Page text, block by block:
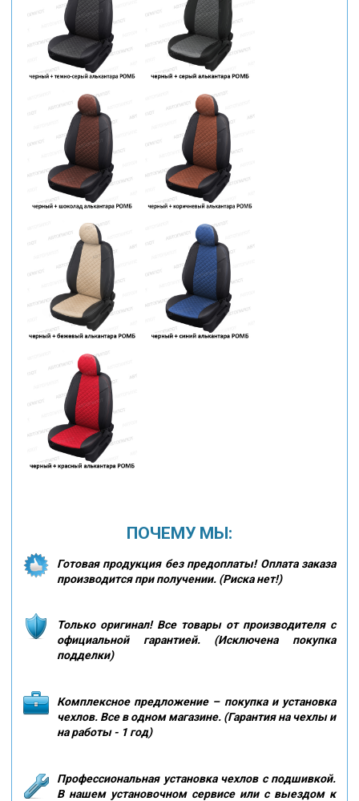
ПОЧЕМУ МЫ:
Готовая продукция без предоплаты! Оплата заказа
производится при получении. (Риска нет!)
Только оригинал! Все товары от производителя с
официальной гарантией. (Исключена покупка
подделки)
Комплексное предложение – покупка и установка
чехлов. Все в одном магазине. (Гарантия на чехлы и
на работы - 1 год)
Профессиональная установка чехлов с подшивкой.
В нашем установочном сервисе или с выездом к